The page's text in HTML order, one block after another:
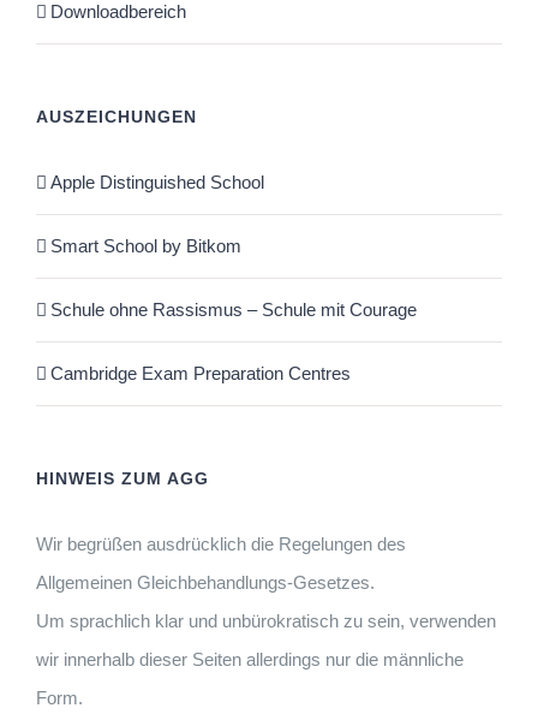
Downloadbereich
AUSZEICHUNGEN
Apple Distinguished School
Smart School by Bitkom
Schule ohne Rassismus – Schule mit Courage
Cambridge Exam Preparation Centres
HINWEIS ZUM AGG
Wir begrüßen ausdrücklich die Regelungen des
Allgemeinen Gleichbehandlungs-Gesetzes.
Um sprachlich klar und unbürokratisch zu sein, verwenden
wir innerhalb dieser Seiten allerdings nur die männliche
Form.